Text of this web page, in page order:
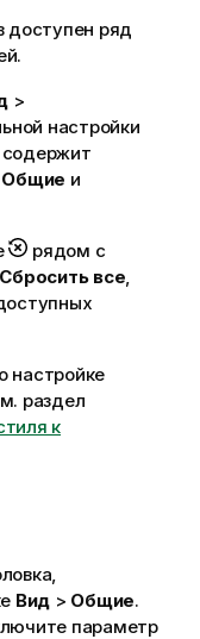
доступен ряд
>
настройки
Общие и
рядом с
все
настройке
раздел
к
Вид > Общие.
параметр